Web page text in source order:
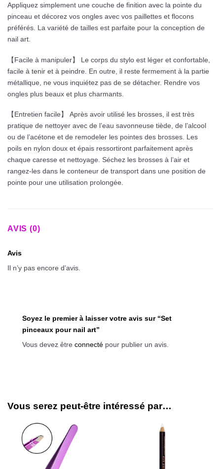
Appliquez simplement une couche de finition avec la pointe du
pinceau et décorez vos ongles avec vos paillettes et flocons
préférés. La variété de tailles est parfaite pour la conception de
nail art.
【Facile à manipuler】 Le corps du stylo est léger et confortable,
facile à tenir et à peindre. En outre, il reste fermement à la partie
métallique, ne vous inquiétez pas de se détacher. Rendre vos
ongles plus beaux et plus charmants.
【Entretien facile】 Après avoir utilisé les brosses, il est très
pratique de nettoyer avec de l’eau savonneuse tiède, de l’alcool
ou de l’acétone et de remodeler les pointes des brosses. Les
poils en nylon doux et épais ressortiront parfaitement après
chaque caresse et nettoyage. Séchez les brosses à l’air et
rangez-les dans le conteneur de transport dans une position de
pointe pour une utilisation prolongée.
AVIS (0)
Avis
Il n’y pas encore d’avis.
Soyez le premier à laisser votre avis sur “Set
pinceaux pour nail art”
Vous devez être connecté pour publier un avis.
Vous serez peut-être intéressé par…